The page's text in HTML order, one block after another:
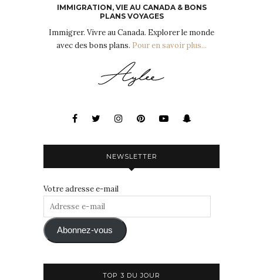
IMMIGRATION, VIE AU CANADA & BONS
PLANS VOYAGES
Immigrer. Vivre au Canada. Explorer le monde
avec des bons plans. Pour en savoir plus...
NEWSLETTER
Votre adresse e-mail
Adresse
mail Abonnez-vous
TOP 3 DU JOUR